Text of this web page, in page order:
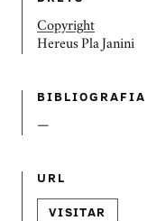
Copyright
Hereus Pla Janini
BIBLIOGRAFIA
—
URL
VISITAR